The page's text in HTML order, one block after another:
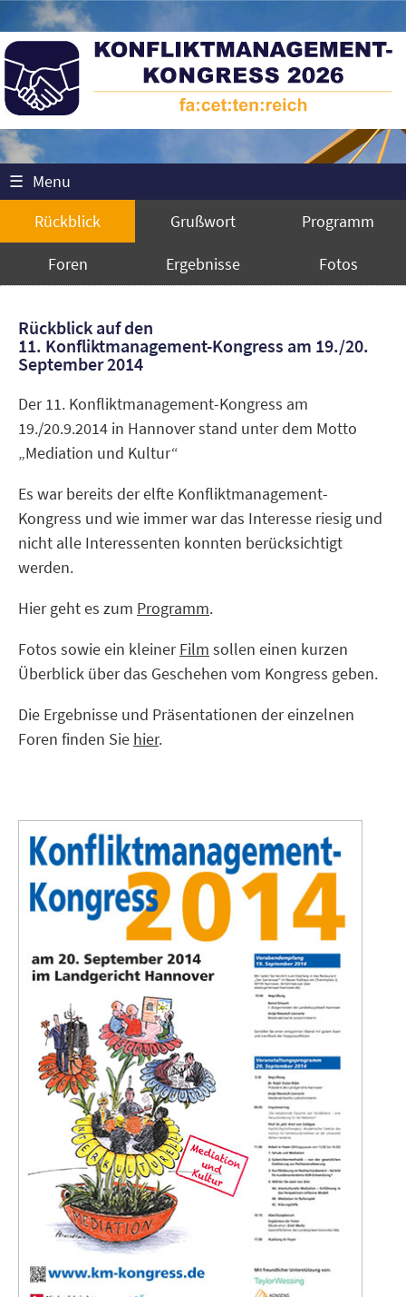
☰ Menu
Rückblick
Grußwort Programm
Foren Ergebnisse Fotos
Rückblick auf den
11. Konfliktmanagement-Kongress am 19./20.
September 2014
Der 11. Konfliktmanagement-Kongress am
19./20.9.2014 in Hannover stand unter dem Motto
„Mediation und Kultur“
Es war bereits der elfte Konfliktmanagement-
Kongress und wie immer war das Interesse riesig und
nicht alle Interessenten konnten berücksichtigt
werden.
Hier geht es zum Programm.
Fotos sowie ein kleinerFilm sollen einen kurzen
Überblick über das Geschehen vom Kongress geben.
Die Ergebnisse und Präsentationen der einzelnen
Foren finden Sie hier.